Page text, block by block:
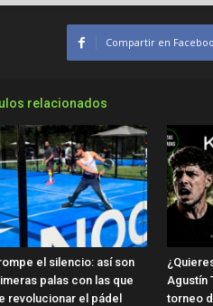
Compartir en
relacionados
el silencio: así son
palas con las que
revolucionar el pádel
Agustín
torneo